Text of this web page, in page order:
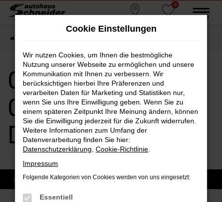
Zum
0
MENÜ
CUPRA
Gebrauchtwagen
Dorfen
Cookie Einstellungen
Wir nutzen Cookies, um Ihnen die bestmögliche
Nutzung unserer Webseite zu ermöglichen und unsere
Kommunikation mit Ihnen zu verbessern. Wir
berücksichtigen hierbei Ihre Präferenzen und
verarbeiten Daten für Marketing und Statistiken nur,
wenn Sie uns Ihre Einwilligung geben. Wenn Sie zu
einem späteren Zeitpunkt Ihre Meinung ändern, können
Sie die Einwilligung jederzeit für die Zukunft widerrufen.
Weitere Informationen zum Umfang der
Datenverarbeitung finden Sie hier:
Datenschutzerklärung Cookie-Richtlinie
Impressum
Folgende Kategorien von Cookies werden von uns eingesetzt:
Essentiell